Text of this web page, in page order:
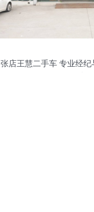
张店王慧二手车 专业经纪